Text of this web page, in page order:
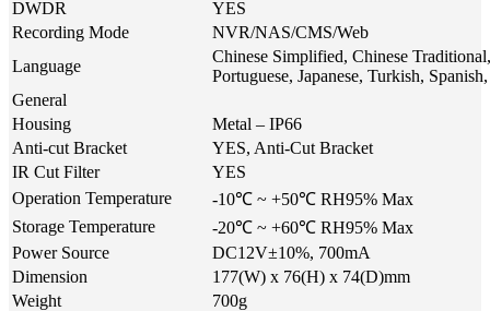
DWDR
YES
Recording Mode
NVR/NAS/CMS/Web
Language
Chinese Simplified, Chinese
Portuguese, Japanese, Turkish,
General
Housing
Metal – IP66
Anti-cut Bracket
YES, Anti-Cut Bracket
IR Cut Filter
YES
Operation Temperature
-10℃ ~ +50℃ RH95% Max
Storage Temperature
-20℃ ~ +60℃ RH95% Max
Power Source
DC12V±10%, 700mA
Dimension
177(W) x 76(H) x 74(D)mm
Weight
700g